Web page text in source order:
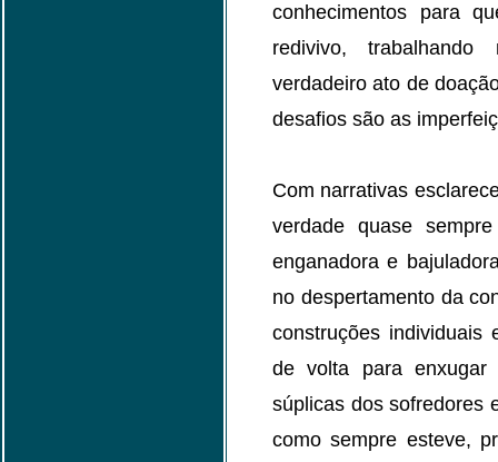
conhecimentos para
redivivo,
verdadeiro ato de
desafios são as
Com narrativas
verdade quase
enganadora e
no despertamento da
construções individuais
de volta para
súplicas dos sofredores
como sempre esteve,